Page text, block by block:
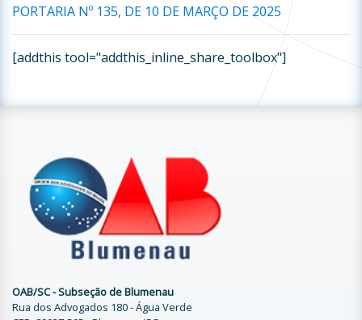
PORTARIA Nº 135, DE 10 DE MARÇO DE 2025
[addthis tool="addthis_inline_share_toolbox"]
OAB/SC - Subseção de Blumenau
Rua dos Advogados 180 - Água Verde